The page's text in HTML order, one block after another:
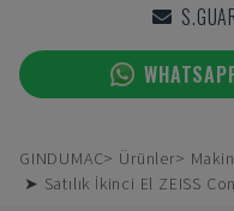
GINDUMAC Ürünler
➤ Satılık İkinci El ZEISS